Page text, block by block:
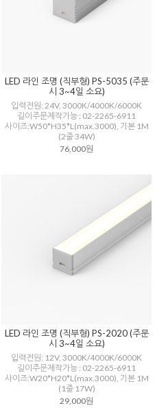
LED 라인 조명 (직부형) PS-5035 (주문
시 3~4일 소요)
입력전원: 24V, 3000K/4000K/6000K
길이주문제작가능 : 02-2265-6911
사이즈:W50*H35*L(max.3000), 기본 1M
(2줄 34W)
76,000원
LED 라인 조명 (직부형) PS-2020 (주문
시 3~4일 소요)
입력전원: 12V, 3000K/4000K/6000K
길이주문제작가능 : 02-2265-6911
사이즈:W20*H20*L(max.3000), 기본 1M
(1줄 17W)
29,000원